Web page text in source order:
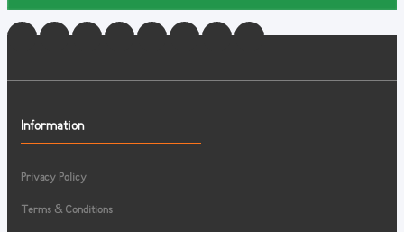
Information
Privacy Policy
Terms & Conditions